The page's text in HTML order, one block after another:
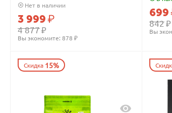
Нет в наличии
4 877₽
3 999₽
Вы экономите: 878 ₽
842₽
699
Вы
Скидка 15%